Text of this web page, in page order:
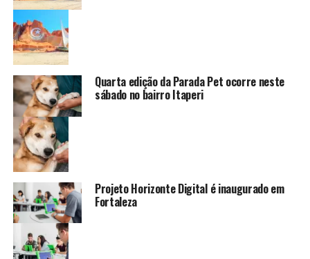
Quarta edição da Parada Pet ocorre neste
sábado no bairro Itaperi
Projeto Horizonte Digital é inaugurado em
Fortaleza